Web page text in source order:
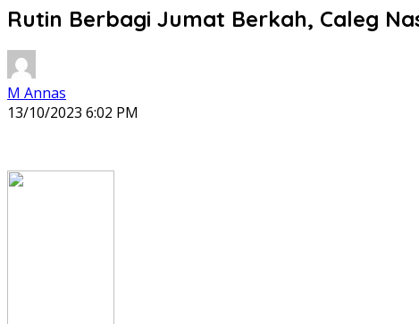
Rutin Berbagi Jumat Berkah, Caleg
M Annas
13/10/2023 6:02 PM